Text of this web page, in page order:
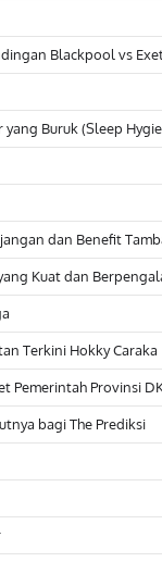
Blackpool vs
yang Buruk (Sleep
dan Benefit
Kuat dan
Terkini Hokky Caraka
Pemerintah Provinsi
bagi The Prediksi